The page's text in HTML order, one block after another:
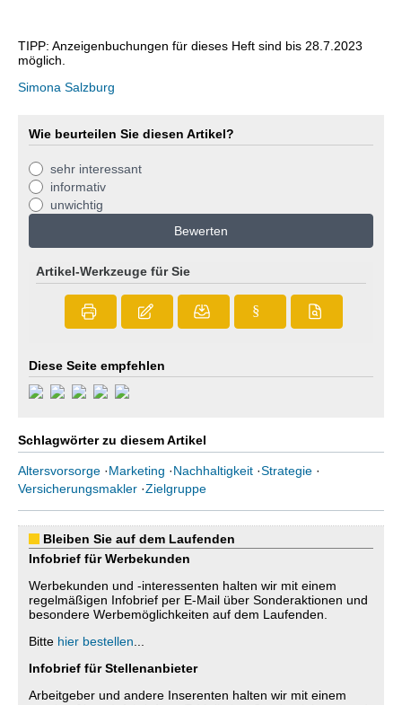
TIPP: Anzeigenbuchungen für dieses Heft sind bis 28.7.2023
möglich.
Simona Salzburg
Wie beurteilen Sie diesen Artikel?
sehr interessant
informativ
unwichtig
Bewerten
Artikel-Werkzeuge für Sie
§
Diese Seite empfehlen
Schlagwörter zu diesem Artikel
Altersvorsorge ·Marketing ·Nachhaltigkeit ·Strategie ·
Versicherungsmakler ·Zielgruppe
Bleiben Sie auf dem Laufenden
Infobrief für Werbekunden
Werbekunden und -interessenten halten wir mit einem
regelmäßigen Infobrief per E-Mail über Sonderaktionen und
besondere Werbemöglichkeiten auf dem Laufenden.
Bitte hier bestellen
Infobrief für Stellenanbieter
Arbeitgeber und andere Inserenten halten wir mit einem